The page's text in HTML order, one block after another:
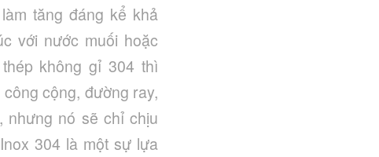
tăng đáng kể khả
với nước muối hoặc
không gỉ 304 thì
cộng, đường ray,
nhưng nó sẽ chỉ chịu
304 là một sự lựa